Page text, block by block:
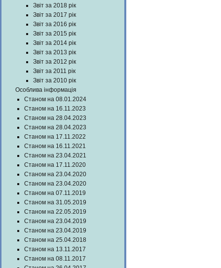
Звіт за 2018 рік
Звіт за 2017 рік
Звіт за 2016 рік
Звіт за 2015 рік
Звіт за 2014 рік
Звіт за 2013 рік
Звіт за 2012 рік
Звіт за 2011 рік
Звіт за 2010 рік
Особлива інформація
Станом на 08.01.2024
Станом на 16.11.2023
Станом на 28.04.2023
Станом на 28.04.2023
Станом на 17.11.2022
Станом на 16.11.2021
Станом на 23.04.2021
Станом на 17.11.2020
Станом на 23.04.2020
Станом на 23.04.2020
Станом на 07.11.2019
Станом на 31.05.2019
Станом на 22.05.2019
Станом на 23.04.2019
Станом на 23.04.2019
Станом на 25.04.2018
Станом на 13.11.2017
Станом на 08.11.2017